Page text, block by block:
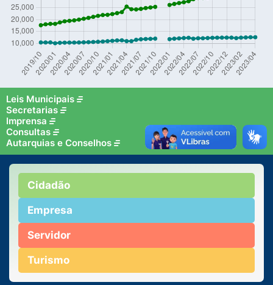
Leis Municipais
Secretarias
Imprensa
Consultas
Autarquias e Conselhos
Cidadão
Empresa
Servidor
Turismo